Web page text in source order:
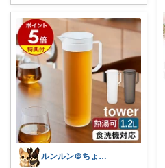
ルンルン＠ちょいラク暮らし